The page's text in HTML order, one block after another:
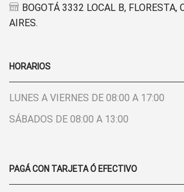
BOGOTÁ 3332 LOCAL B, FLORESTA,
AIRES.
HORARIOS
LUNES A VIERNES DE 08:00 A 17:00
SÁBADOS DE 08:00 A 13:00
PAGÁ CON TARJETA Ó EFECTIVO